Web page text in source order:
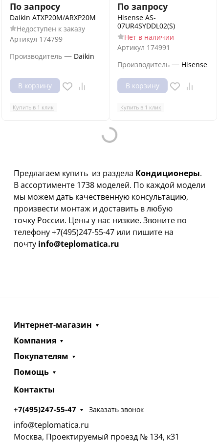
По запросу
Daikin ATXP20M/ARXP20M
Недоступен к заказу
Артикул 174799
Производитель — Daikin
В корзину
Купить в 1 клик
По запросу
Hisense AS-
07UR4SYDDL02(S)
Нет в наличии
Артикул 174991
Производитель — Hisense
В корзину
Купить в 1 клик
Loading...
Предлагаем купить из раздела Кондиционеры.
В ассортименте 1738 моделей. По каждой модели
мы можем дать качественную консультацию,
произвести монтаж и доставить в любую
точку России. Цены у нас низкие. Звоните по
телефону +7(495)247-55-47 или пишите на
почту info@teplomatica.ru
Интернет-магазин
Компания
Покупателям
Помощь
Контакты
+7(495)247-55-47 Заказать звонок
info@teplomatica.ru
Москва, Проектируемый проезд № 134, к31